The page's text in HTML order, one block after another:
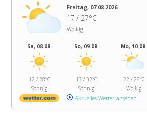
Freitag, 07.08.2026
17 / 27°C
Wolkig
Sa, 08.08.
12 / 28°C
Sonnig
So, 09.08.
13 / 32°C
Sonnig
Mo, 10.08.
22 / 26°C
Wolkig
Aktuelles Wetter ansehen